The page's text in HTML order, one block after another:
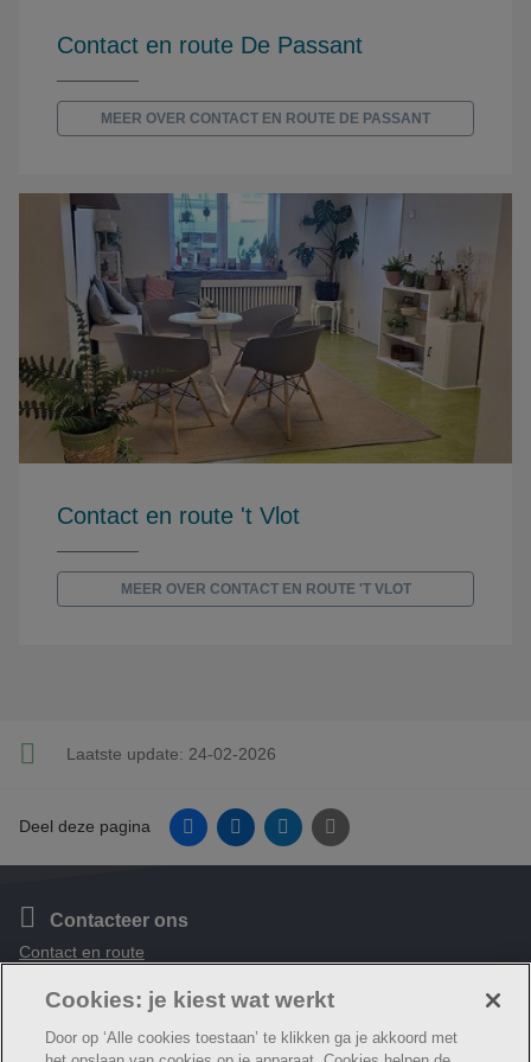
Contact en route De Passant
MEER OVER CONTACT EN ROUTE DE PASSANT
Contact en route 't Vlot
MEER OVER CONTACT EN ROUTE 'T VLOT
Laatste update: 24-02-2026
Deel deze pagina FacebookLinkedinTwitter E-mail
Contacteer ons
Contact en route
Volg ons Facebook
Cookies: je kiest wat werkt
Door op ‘Alle cookies toestaan’ te klikken ga je akkoord met